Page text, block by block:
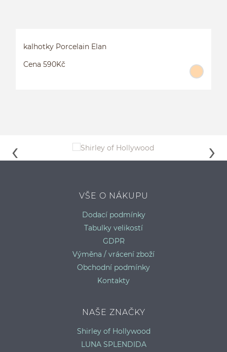
kalhotky Porcelain Elan
Cena 590Kč
VŠE O NÁKUPU
Dodací podmínky
Tabulky velikostí
GDPR
Výměna / vrácení zboží
Obchodní podmínky
Kontakty
NAŠE ZNAČKY
Shirley of Hollywood
LUNA SPLENDIDA